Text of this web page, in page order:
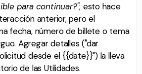
para continuar?"; esto hace
anterior, pero el
fecha, número de billete o tema
Agregar detalles ("dar
desde el {{date}}") la lleva
de las Utilidades.